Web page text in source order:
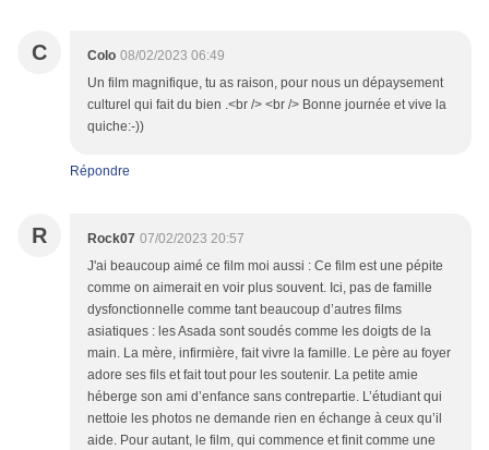
C Colo 08/02/2023 06:49
Un film magnifique, tu as raison, pour nous un dépaysement
culturel qui fait du bien .<br /> <br /> Bonne journée et vive la
quiche:-))
Répondre
R Rock07 07/02/2023 20:57
J'ai beaucoup aimé ce film moi aussi : Ce film est une pépite
comme on aimerait en voir plus souvent. Ici, pas de famille
dysfonctionnelle comme tant beaucoup d’autres films
asiatiques : les Asada sont soudés comme les doigts de la
main. La mère, infirmière, fait vivre la famille. Le père au foyer
adore ses fils et fait tout pour les soutenir. La petite amie
héberge son ami d’enfance sans contrepartie. L’étudiant qui
nettoie les photos ne demande rien en échange à ceux qu’il
aide. Pour autant, le film, qui commence et finit comme une